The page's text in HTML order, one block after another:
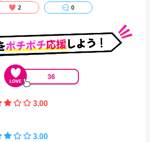
2 0
36
3.00
3.00